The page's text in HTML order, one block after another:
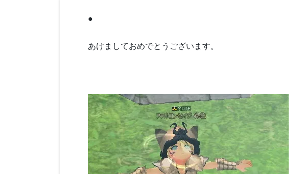
●
あけましておめでとうございます。